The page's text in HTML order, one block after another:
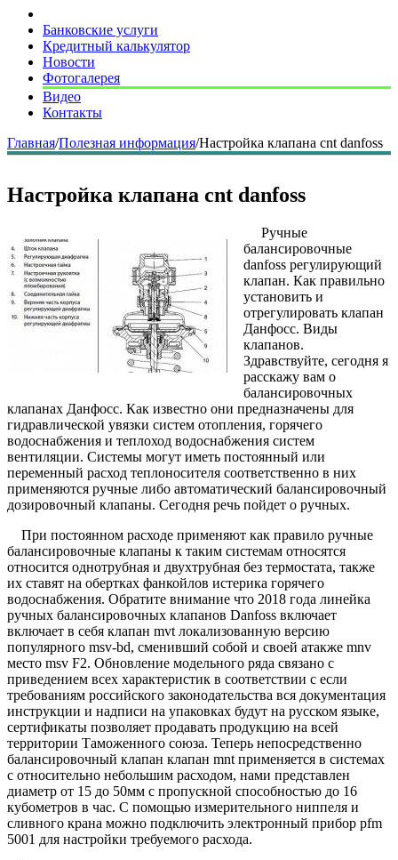
Банковские услуги
Кредитный калькулятор
Новости
Фотогалерея
Видео
Контакты
Главная/Полезная информация/Настройка клапана cnt danfoss
Настройка клапана cnt danfoss
Ручные
балансировочные
danfoss регулирующий
клапан. Как правильно
установить и
отрегулировать клапан
Данфосс. Виды
клапанов.
Здравствуйте, сегодня я
расскажу вам о
балансировочных
клапанах Данфосс. Как известно они предназначены для
гидравлической увязки систем отопления, горячего
водоснабжения и теплоход водоснабжения систем
вентиляции. Системы могут иметь постоянный или
переменный расход теплоносителя соответственно в них
применяются ручные либо автоматический балансировочный
дозировочный клапаны. Сегодня речь пойдет о ручных.
При постоянном расходе применяют как правило ручные
балансировочные клапаны к таким системам относятся
относится однотрубная и двухтрубная без термостата, также
их ставят на обертках фанкойлов истерика горячего
водоснабжения. Обратите внимание что 2018 года линейка
ручных балансировочных клапанов Danfoss включает
включает в себя клапан mvt локализованную версию
популярного msv-bd, сменивший собой и своей атакже mnv
место msv F2. Обновление модельного ряда связано с
приведением всех характеристик в соответствии с если
требованиям российского законодательства вся документация
инструкции и надписи на упаковках будут на русском языке,
сертификаты позволяет продавать продукцию на всей
территории Таможенного союза. Теперь непосредственно
балансировочный клапан клапан mnt применяется в системах
с относительно небольшим расходом, нами представлен
диаметр от 15 до 50мм с пропускной способностью до 16
кубометров в час. С помощью измерительного ниппеля и
сливного крана можно подключить электронный прибор pfm
5001 для настройки требуемого расхода.